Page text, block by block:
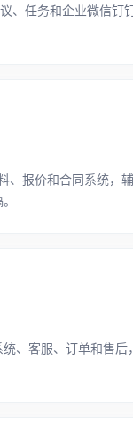
、任务和企业微信钉
、报价和合同系统，辅
、客服、订单和售后